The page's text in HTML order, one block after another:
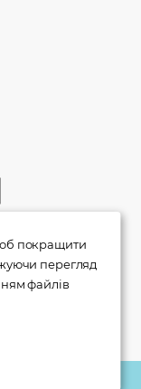
покращити
перегляд
файлів